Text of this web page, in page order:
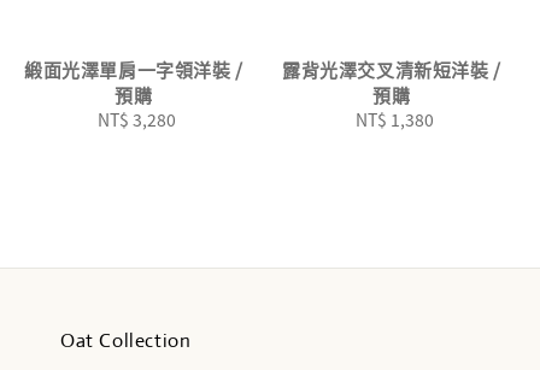
緞面光澤單肩一字領洋裝 /
預購
Regular
NT$ 3,280
露背光澤交叉清新短洋裝 /
預購
Regular
NT$ 1,380
Oat Collection